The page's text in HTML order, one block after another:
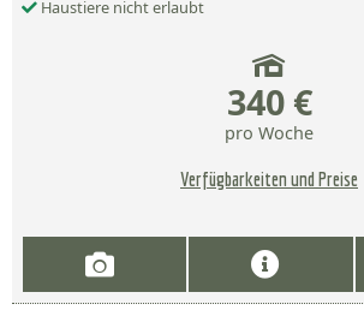
Haustiere nicht erlaubt
340 €
pro Woche
Verfügbarkeiten und Preise